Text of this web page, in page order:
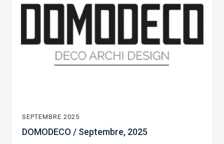
SEPTEMBRE 2025
DOMODECO / Septembre, 2025